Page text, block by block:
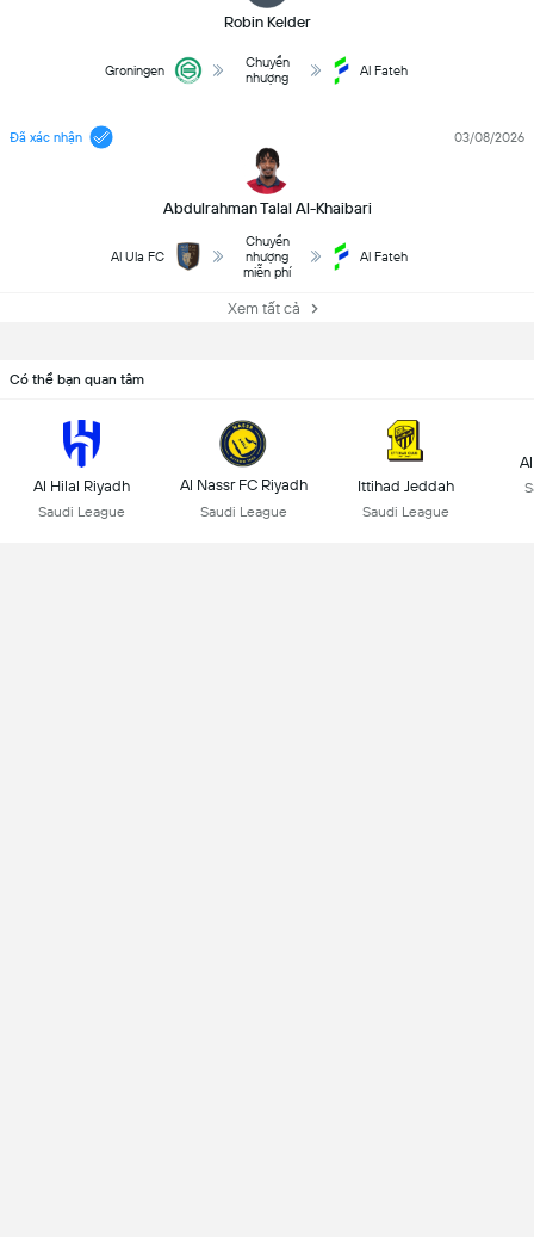
Robin Kelder
Groningen
Chuyển
nhượng
Al Fateh
Đã xác nhận
Abdulrahman Talal Al-Khaibari
03/08/2026
Al Ula FC
Chuyển
nhượng
miễn phí
Al Fateh
Xem tất cả
Có thể bạn quan tâm
Al Hilal Riyadh
Saudi League
Al Nassr FC Riyadh
Saudi League
Ittihad Jeddah
Saudi League